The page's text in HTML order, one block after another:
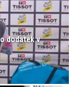
dodatek v